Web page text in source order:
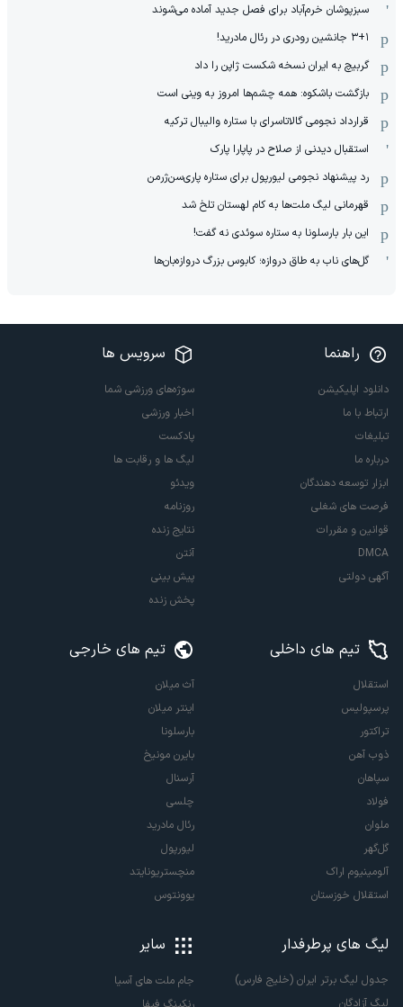
سبزپوشان خرم‌آباد برای فصل جدید آماده می‌شوند
۳+۱ جانشین رودری در رئال مادرید!
گربیچ به ایران نسخه شکست ژاپن را داد
بازگشت باشکوه: همه چشم‌ها امروز به وینی است
قرارداد نجومی گالاتاسرای با ستاره والیبال ترکیه
استقبال دیدنی از صلاح در پاپارا پارک
رد پیشنهاد نجومی لیورپول برای ستاره پاری‌سن‌ژرمن
قهرمانی لیگ ملت‌ها به کام لهستان تلخ شد
این بار بارسلونا به ستاره سوئدی نه گفت!
گل‌های ناب به طاق دروازه؛ کابوس بزرگ دروازه‌بان‌ها
راهنما
دانلود اپلیکیشن
ارتباط با ما
تبلیغات
درباره ما
ابزار توسعه دهندگان
فرصت های شغلی
قوانین و مقررات
DMCA
آگهی دولتی
سرویس ها
سوژه‌های ورزشی شما
اخبار ورزشی
پادکست
لیگ ها و رقابت ها
ویدئو
روزنامه
نتایج زنده
آنتن
پیش بینی
پخش زنده
تیم های داخلی
استقلال
پرسپولیس
تراکتور
ذوب آهن
سپاهان
فولاد
ملوان
گل‌گهر
آلومینیوم اراک
استقلال خوزستان
تیم های خارجی
آث میلان
اینتر میلان
بارسلونا
بایرن مونیخ
آرسنال
چلسی
رئال مادرید
لیورپول
منچستریونایتد
یوونتوس
لیگ های پرطرفدار
جدول لیگ برتر ایران (خلیج فارس)
لیگ آزادگان
سایر
جام ملت های آسیا